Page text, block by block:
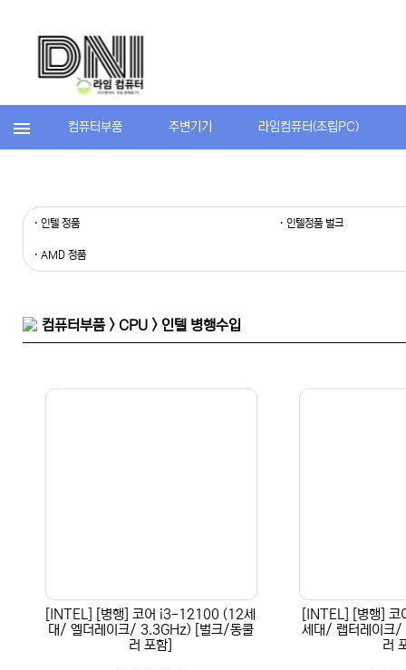
컴퓨터부품 주변기기 라임컴퓨터(조립PC)
· 인텔 정품 · 인텔정품 벌크
· AMD 정품
컴퓨터부품 > CPU > 인텔 병행수입
[INTEL] [병행] 코어 i3-12100 (12세
대/ 엘더레이크/ 3.3GHz) [벌크/동쿨
러 포함]
[INTEL] [병행]
세대/ 랩터레이크
러